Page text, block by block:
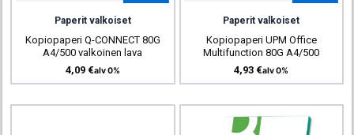
Paperit valkoiset
Kopiopaperi Q-CONNECT 80G
A4/500 valkoinen lava
4,09 €alv 0%
Paperit valkoiset
Kopiopaperi UPM Office
Multifunction 80G A4/500
4,93 €alv 0%